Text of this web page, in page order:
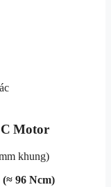
Motor
khung)
(≈ 96 Ncm)